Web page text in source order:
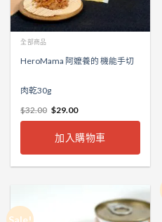
全部商品
HeroMama 阿嬤養的 機能手切
肉乾30g
$32.00 $29.00
加入購物車
Sale!